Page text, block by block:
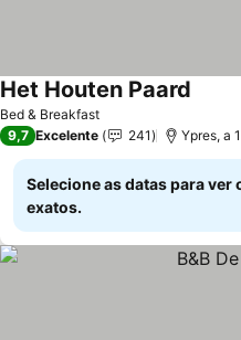
Bed & Breakfast
Het Houten Paard
9,7 Excelente 241 Ypres, a
Selecione as datas para ver
exatos.